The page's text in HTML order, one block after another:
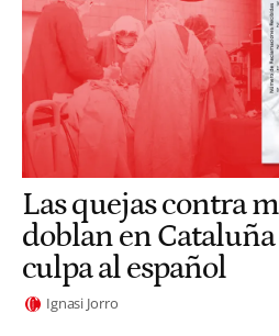
Las quejas contra
doblan en
culpa al español
Ignasi Jorro